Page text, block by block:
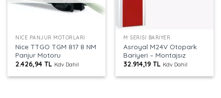
NICE PANJUR MOTORLARI
Nice TTGO TGM 817 8 NM
Panjur Motoru
2.426,94TL Kdv Dahil
M SERISI BARIYER
Asroyal M24V Otopark
Bariyeri – Montajsız
32.914,19TL Kdv Dahil